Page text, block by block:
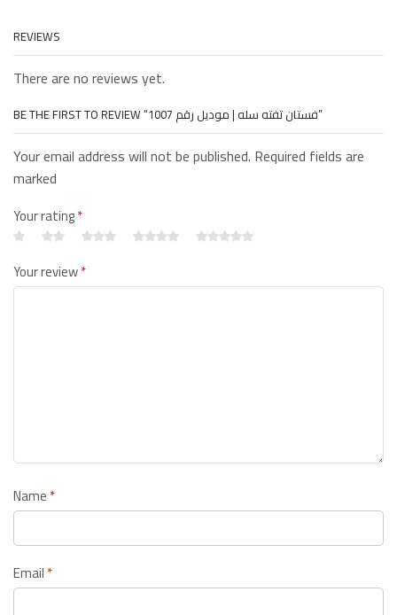
REVIEWS
There are no reviews yet.
BE THE FIRST TO REVIEW “فستان تفته سله | موديل رقم 1007”
Your email address will not be published. Required fields are
marked
Your rating*
Your review*
Name*
Email*